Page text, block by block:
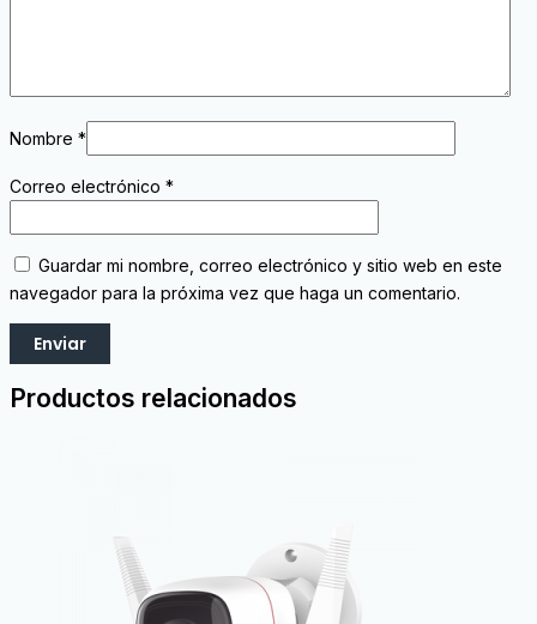
Nombre *
Correo electrónico *
Guardar mi nombre, correo electrónico y sitio web en este
navegador para la próxima vez que haga un comentario.
Productos relacionados